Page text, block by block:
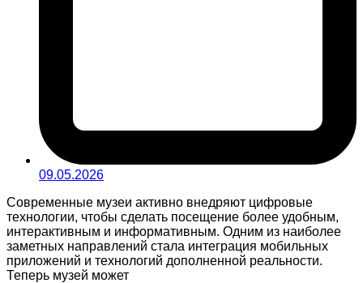
09.05.2026
Современные музеи активно внедряют цифровые
технологии, чтобы сделать посещение более удобным,
интерактивным и информативным. Одним из наиболее
заметных направлений стала интеграция мобильных
приложений и технологий дополненной реальности.
Теперь музей может